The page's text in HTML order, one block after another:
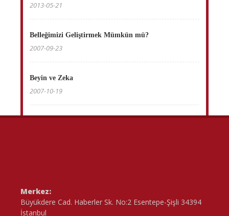
2013-05-21
Belleğimizi Geliştirmek Mümkün mü?
2007-09-23
Beyin ve Zeka
2007-10-19
Merkez:
Büyükdere Cad. Haberler Sk. No:2 Esentepe-Şişli 34394
İstanbul